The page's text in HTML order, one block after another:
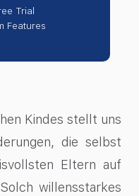
Trial
Features
Kindes stellt uns
die selbst
Eltern auf
willensstarkes